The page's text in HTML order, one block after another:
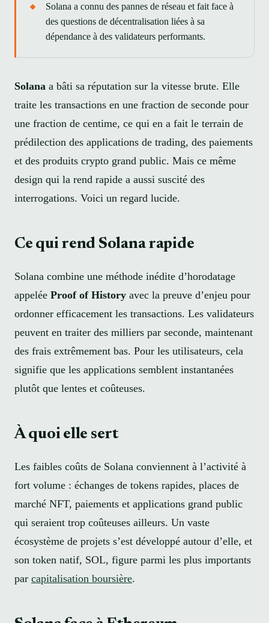
Solana a connu des pannes de réseau et fait face à
des questions de décentralisation liées à sa
dépendance à des validateurs performants.
Solana a bâti sa réputation sur la vitesse brute. Elle
traite les transactions en une fraction de seconde pour
une fraction de centime, ce qui en a fait le terrain de
prédilection des applications de trading, des paiements
et des produits crypto grand public. Mais ce même
design qui la rend rapide a aussi suscité des
interrogations. Voici un regard lucide.
Ce qui rend Solana rapide
Solana combine une méthode inédite d’horodatage
appelée Proof of History avec la preuve d’enjeu pour
ordonner efficacement les transactions. Les validateurs
peuvent en traiter des milliers par seconde, maintenant
des frais extrêmement bas. Pour les utilisateurs, cela
signifie que les applications semblent instantanées
plutôt que lentes et coûteuses.
À quoi elle sert
Les faibles coûts de Solana conviennent à l’activité à
fort volume : échanges de tokens rapides, places de
marché NFT, paiements et applications grand public
qui seraient trop coûteuses ailleurs. Un vaste
écosystème de projets s’est développé autour d’elle, et
son token natif, SOL, figure parmi les plus importants
par capitalisation boursière.